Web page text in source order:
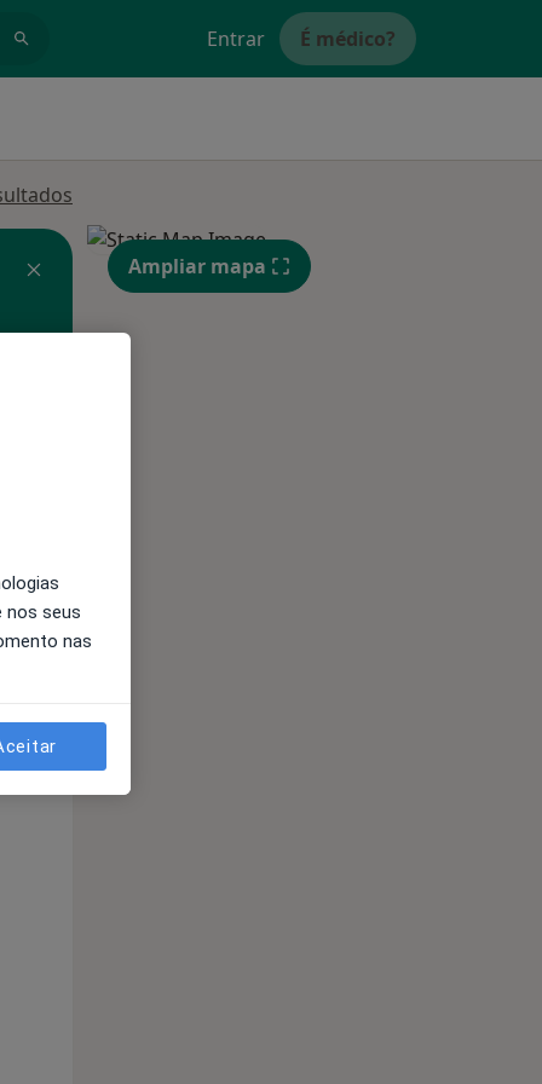
Entrar É médico?
10 Ago
Ampliar mapa
nos seus
nas